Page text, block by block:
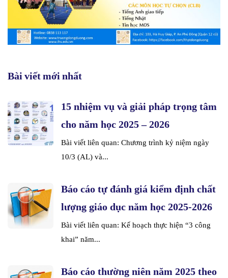
Bài viết mới nhất
15 nhiệm vụ và giải pháp trọng tâm
cho năm học 2025 – 2026
Bài viết liên quan: Chương trình kỷ niệm ngày
10/3 (AL) và...
Báo cáo tự đánh giá kiểm định chất
lượng giáo dục năm học 2025-2026
Bài viết liên quan: Kế hoạch thực hiện “3 công
khai” năm...
Báo cáo thường niên năm 2025 theo